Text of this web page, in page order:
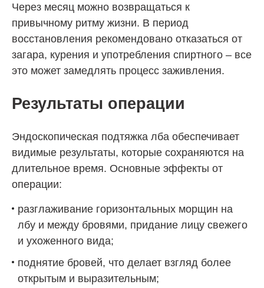
Через месяц можно возвращаться к
привычному ритму жизни. В период
восстановления рекомендовано отказаться от
загара, курения и употребления спиртного – все
это может замедлять процесс заживления.
Результаты операции
Эндоскопическая подтяжка лба обеспечивает
видимые результаты, которые сохраняются на
длительное время. Основные эффекты от
операции:
разглаживание горизонтальных морщин на
лбу и между бровями, придание лицу свежего
и ухоженного вида;
поднятие бровей, что делает взгляд более
открытым и выразительным;